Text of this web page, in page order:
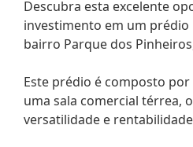
Descubra esta excelente
investimento em um
bairro Parque dos
Este prédio é composto
uma sala comercial térrea,
versatilidade e